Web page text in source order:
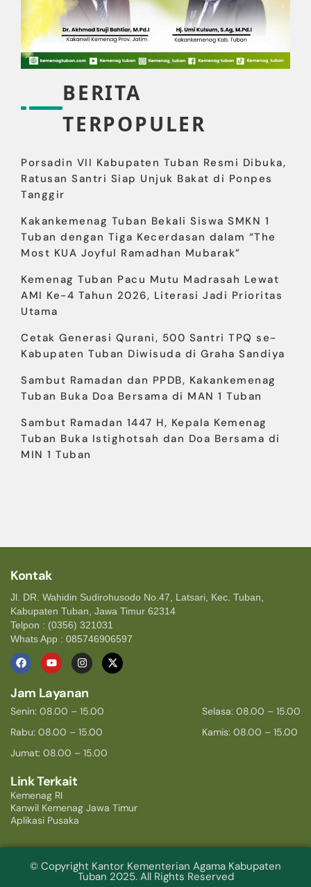
BERITA
TERPOPULER
Porsadin VII Kabupaten Tuban Resmi Dibuka,
Ratusan Santri Siap Unjuk Bakat di Ponpes
Tanggir
Kakankemenag Tuban Bekali Siswa SMKN 1
Tuban dengan Tiga Kecerdasan dalam “The
Most KUA Joyful Ramadhan Mubarak”
Kemenag Tuban Pacu Mutu Madrasah Lewat
AMI Ke-4 Tahun 2026, Literasi Jadi Prioritas
Utama
Cetak Generasi Qurani, 500 Santri TPQ se-
Kabupaten Tuban Diwisuda di Graha Sandiya
Sambut Ramadan dan PPDB, Kakankemenag
Tuban Buka Doa Bersama di MAN 1 Tuban
Sambut Ramadan 1447 H, Kepala Kemenag
Tuban Buka Istighotsah dan Doa Bersama di
MIN 1 Tuban
Kontak
Jl. DR. Wahidin Sudirohusodo No.47, Latsari, Kec. Tuban,
Kabupaten Tuban, Jawa Timur 62314
Telpon : (0356) 321031
Whats App : 085746906597
Jam Layanan
Senin: 08.00 – 15.00
Rabu: 08.00 – 15.00
Jumat: 08.00 – 15.00
Selasa: 08.00 – 15.00
Kamis: 08.00 – 15.00
Link Terkait
Kemenag RI
Kanwil Kemenag Jawa Timur
Aplikasi Pusaka
© Copyright Kantor Kementerian Agama Kabupaten
Tuban 2025. All Rights Reserved